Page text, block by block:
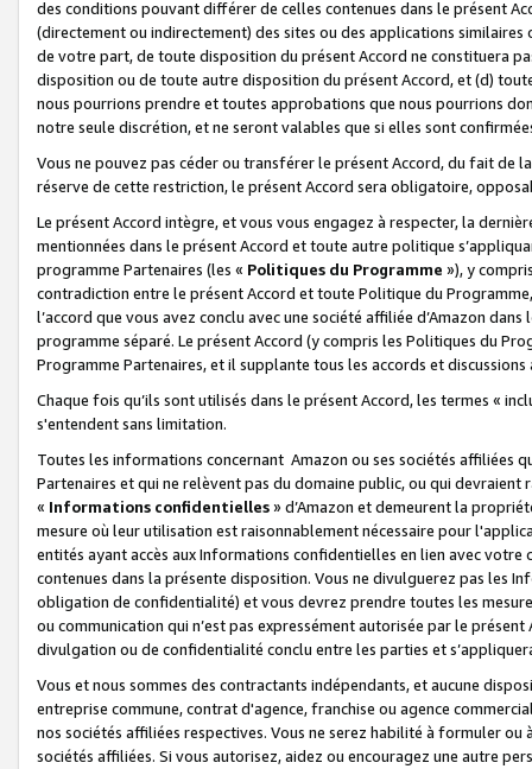
des conditions pouvant différer de celles contenues dans le présent
(directement ou indirectement) des sites ou des applications
de votre part, de toute disposition du présent Accord ne constituera
disposition ou de toute autre disposition du présent Accord, et (d)
nous pourrions prendre et toutes approbations que nous pourrions
notre seule discrétion, et ne seront valables que si elles sont
Vous ne pouvez pas céder ou transférer le présent Accord, du fait de
réserve de cette restriction, le présent Accord sera obligatoire,
Le présent Accord intègre, et vous vous engagez à respecter, la
mentionnées dans le présent Accord et toute autre politique
programme Partenaires (les « Politiques du Programme »), y
contradiction entre le présent Accord et toute Politique du
l’accord que vous avez conclu avec une société affiliée d’Amazon
programme séparé. Le présent Accord (y compris les Politiques du
Programme Partenaires, et il supplante tous les accords et discussions
Chaque fois qu’ils sont utilisés dans le présent Accord, les termes «
s'entendent sans limitation.
Toutes les informations concernant Amazon ou ses sociétés affiliées
Partenaires et qui ne relèvent pas du domaine public, ou qui
« Informations confidentielles» d’Amazon et demeurent la
mesure où leur utilisation est raisonnablement nécessaire pour
entités ayant accès aux Informations confidentielles en lien avec
contenues dans la présente disposition. Vous ne divulguerez pas les
obligation de confidentialité) et vous devrez prendre toutes les
ou communication qui n’est pas expressément autorisée par le
divulgation ou de confidentialité conclu entre les parties et
Vous et nous sommes des contractants indépendants, et aucune
entreprise commune, contrat d'agence, franchise ou agence
nos sociétés affiliées respectives. Vous ne serez habilité à formuler
sociétés affiliées. Si vous autorisez, aidez ou encouragez une autre